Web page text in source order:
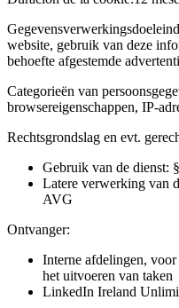
website, gebruik van deze
behoefte afgestemde
Categorieën van
browsereigenschappen, IP-
Rechtsgrondslag en evt.
Gebruik van de dienst:
Latere verwerking van
AVG
Ontvanger:
Interne afdelingen,
het uitvoeren van taken
LinkedIn Ireland